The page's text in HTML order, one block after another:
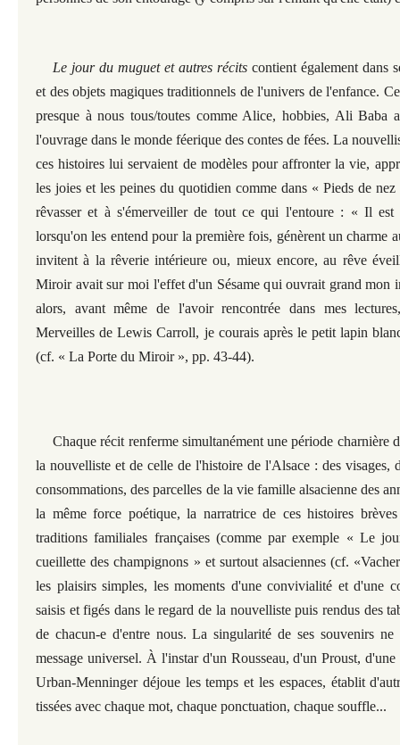
Le jour du muguet et autres récitscontient également dans
et des objets magiques traditionnels de l'univers de l'enfance.
presque à nous tous/toutes comme Alice, hobbies, Ali Baba
l'ouvrage dans le monde féerique des contes de fées. La
ces histoires lui servaient de modèles pour affronter la vie,
les joies et les peines du quotidien comme dans « Pieds de
rêvasser et à s'émerveiller de tout ce qui l'entoure : « Il
lorsqu'on les entend pour la première fois, génèrent un charme
invitent à la rêverie intérieure ou, mieux encore, au rêve
Miroir avait sur moi l'effet d'un Sésame qui ouvrait grand mon
alors, avant même de l'avoir rencontrée dans mes
Merveilles de Lewis Carroll, je courais après le petit lapin
(cf. « La Porte du Miroir », pp. 43-44).
Chaque récit renferme simultanément une période charnière
la nouvelliste et de celle de l'histoire de l'Alsace : des visages,
consommations, des parcelles de la vie famille alsacienne des
la même force poétique, la narratrice de ces histoires
traditions familiales françaises (comme par exemple « Le
cueillette des champignons » et surtout alsaciennes (cf.
les plaisirs simples, les moments d'une convivialité et d'une
saisis et figés dans le regard de la nouvelliste puis rendus des
de chacun-e d'entre nous. La singularité de ses souvenirs
message universel. À l'instar d'un Rousseau, d'un Proust,
Urban-Menninger déjoue les temps et les espaces, établit
tissées avec chaque mot, chaque ponctuation, chaque souffle...